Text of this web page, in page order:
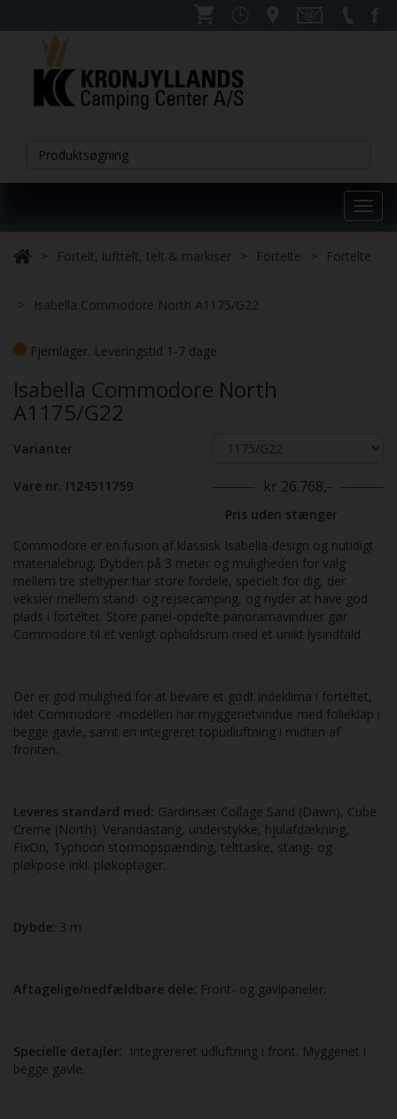
Fortelt, lufttelt, telt & markiser
Fortelte Fortelte
Isabella Commodore North A1175/G22
Fjernlager. Leveringstid 1-7 dage
Isabella Commodore North
A1175/G22
Varianter
Vare nr. I124511759 kr 26.768,-
Pris uden stænger
Commodore er en fusion af klassisk Isabella-design og nutidigt
materialebrug. Dybden på 3 meter og muligheden for valg
mellem tre steltyper har store fordele, specielt for dig, der
veksler mellem stand- og rejsecamping, og nyder at have god
plads i forteltet. Store panel-opdelte panoramavinduer gør
Commodore til et venligt opholdsrum med et unikt lysindfald.
Der er god mulighed for at bevare et godt indeklima i forteltet,
idet Commodore -modellen har myggenetvindue med folieklap i
begge gavle, samt en integreret topudluftning i midten af
fronten.
Leveres standard med: Gardinsæt Collage Sand (Dawn), Cube
Creme (North). Verandastang, understykke, hjulafdækning,
FixOn, Typhoon stormopspænding, telttaske, stang- og
pløkpose inkl. pløkoptager.
Dybde: 3 m
Aftagelige/nedfældbare dele: Front- og gavlpaneler.
Specielle detajler:
Integrereret udluftning i front. Myggenet i
begge gavle.